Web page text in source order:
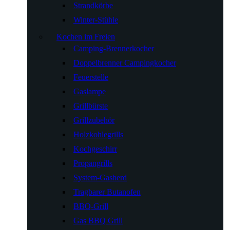
Strandkörbe
Winter-Stühle
Kochen im Freien
Camping-Brennerkocher
Doppelbrenner Campingkocher
Feuerstelle
Gaslampe
Grillbürste
Grillzubehör
Holzkohlegrills
Kochgeschirr
Propangrills
System-Gasherd
Tragbarer Butanofen
BBQ-Grill
Gas BBQ Grill